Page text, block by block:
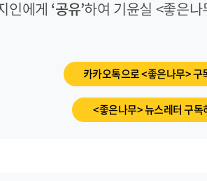
인에게 ‘공유’하여 기윤실 <좋은
카카오톡으로 <좋은나무> 구
<좋은나무> 뉴스레터 구독